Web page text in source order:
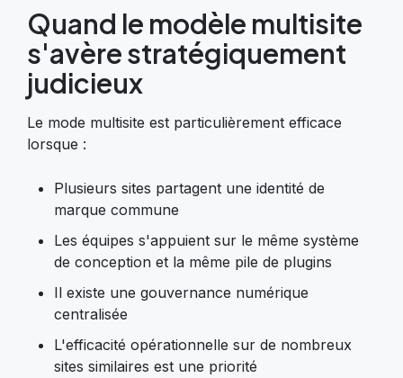
Quand le modèle multisite
s'avère stratégiquement
judicieux
Le mode multisite est particulièrement efficace
lorsque :
Plusieurs sites partagent une identité de
marque commune
Les équipes s'appuient sur le même système
de conception et la même pile de plugins
Il existe une gouvernance numérique
centralisée
L'efficacité opérationnelle sur de nombreux
sites similaires est une priorité